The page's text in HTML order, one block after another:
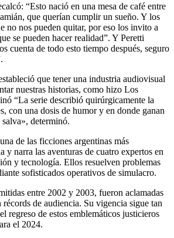
“Esto nació en una mesa de café entre
que querían cumplir un sueño. Y los
no nos pueden quitar, por eso los invito a
se pueden hacer realidad”. Y Peretti
cuenta de todo esto tiempo después, seguro
que tener una industria audiovisual
nuestras historias, como hizo Los
“La serie describió quirúrgicamente la
con una dosis de humor y en donde ganan
determinó.
de las ficciones argentinas más
y narra las aventuras de cuatro expertos en
y tecnología. Ellos resuelven problemas
sofisticados operativos de simulacro.
entre 2002 y 2003, fueron aclamadas
de audiencia. Su vigencia sigue tan
regreso de estos emblemáticos justicieros
el 2024.